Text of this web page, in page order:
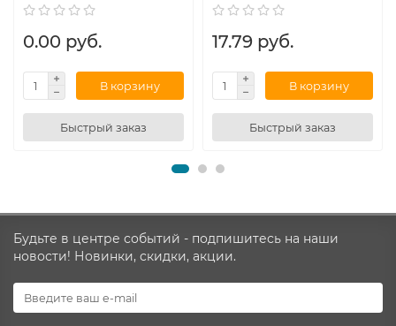
0.00 руб.
В корзину
Быстрый заказ
17.79 руб.
В корзину
Быстрый заказ
Будьте в центре событий - подпишитесь на наши
новости! Новинки, скидки, акции.